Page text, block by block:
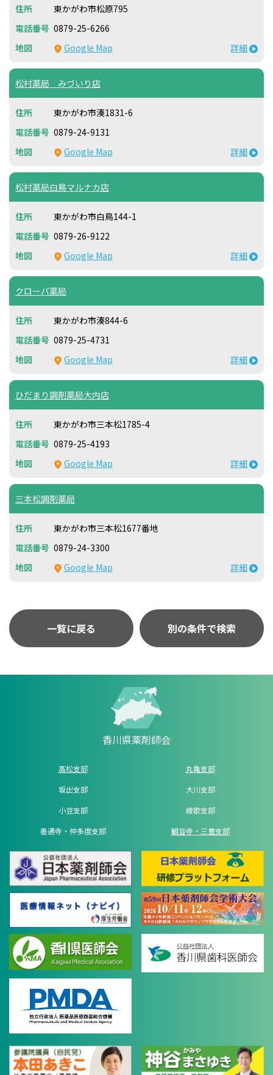
東かがわ市松原795
0879-25-6266
Google Map
詳細
松村薬局 みづいり店
東かがわ市湊1831-6
0879-24-9131
Google Map
詳細
松村薬局白鳥マルナカ店
東かがわ市白鳥144-1
0879-26-9122
Google Map
詳細
クローバ薬局
東かがわ市湊844-6
0879-25-4731
Google Map
詳細
ひだまり調剤薬局大内店
東かがわ市三本松1785-4
0879-25-4193
Google Map
詳細
三本松調剤薬局
東かがわ市三本松1677番地
0879-24-3300
Google Map
詳細
一覧に戻る 別の条件で検索
香川県薬剤師会
高松支部
丸亀支部
坂出支部
大川支部
小豆支部
綾歌支部
善通寺・仲多度支部
観音寺・三豊支部